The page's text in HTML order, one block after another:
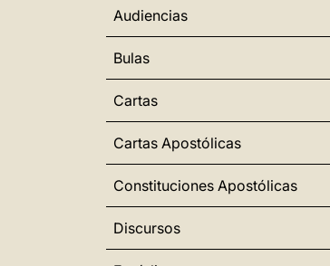
Audiencias
Bulas
Cartas
Cartas Apostólicas
Constituciones Apostólicas
Discursos